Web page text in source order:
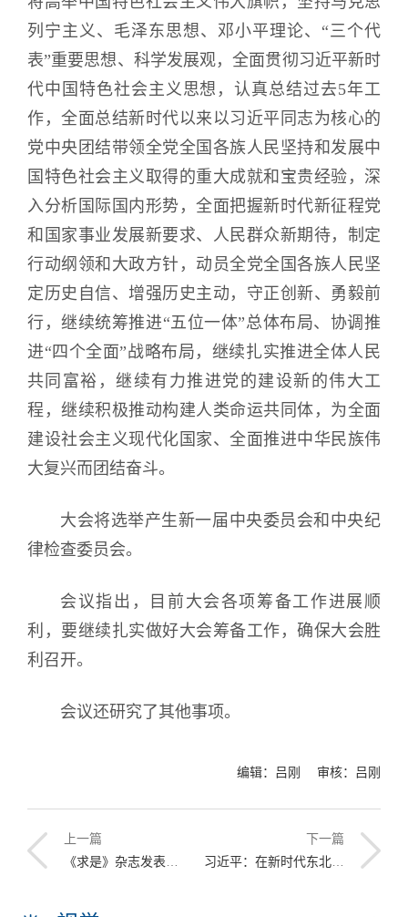
列宁主义、毛泽东思想、邓小平理论、“三个代
表”重要思想、科学发展观，全面贯彻习近平新时
代中国特色社会主义思想，认真总结过去5年工
作，全面总结新时代以来以习近平同志为核心的
党中央团结带领全党全国各族人民坚持和发展中
国特色社会主义取得的重大成就和宝贵经验，深
入分析国际国内形势，全面把握新时代新征程党
和国家事业发展新要求、人民群众新期待，制定
行动纲领和大政方针，动员全党全国各族人民坚
定历史自信、增强历史主动，守正创新、勇毅前
行，继续统筹推进“五位一体”总体布局、协调推
进“四个全面”战略布局，继续扎实推进全体人民
共同富裕，继续有力推进党的建设新的伟大工
程，继续积极推动构建人类命运共同体，为全面
建设社会主义现代化国家、全面推进中华民族伟
大复兴而团结奋斗。
大会将选举产生新一届中央委员会和中央纪
律检查委员会。
会议指出，目前大会各项筹备工作进展顺
利，要继续扎实做好大会筹备工作，确保大会胜
利召开。
会议还研究了其他事项。
编辑：吕刚 审核：吕刚
上一篇
《求是》杂志发表习近平总书记重要文章《新发展阶段贯彻新发展理念必然要求构建新发展格局》
下一篇
习近平：在新时代东北振兴上展现更大担当和作为 奋力开创辽宁振兴发展新局面